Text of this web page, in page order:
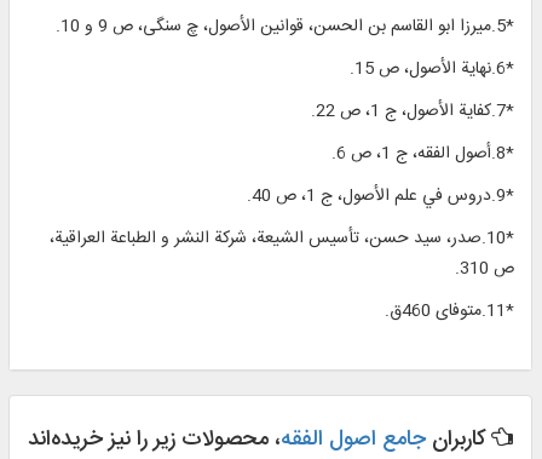
*5.ميرزا ابو القاسم بن الحسن، قوانين الأصول، چ سنگى، ص 9 و 10.
*6.نهاية الأصول، ص 15.
*7.كفاية الأصول، ج 1، ص 22.
*8.أصول الفقه، ج 1، ص 6.
*9.دروس في علم الأصول، ج 1، ص 40.
*10.صدر، سيد حسن، تأسيس الشيعة، شركة النشر و الطباعة العراقية،
ص 310.
*11.متوفاى 460ق.
کاربران جامع اصول الفقه، محصولات زیر را نیز خریده‌اند